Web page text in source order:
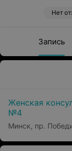
Нет
Запись
Женская
№4
Минск, пр.